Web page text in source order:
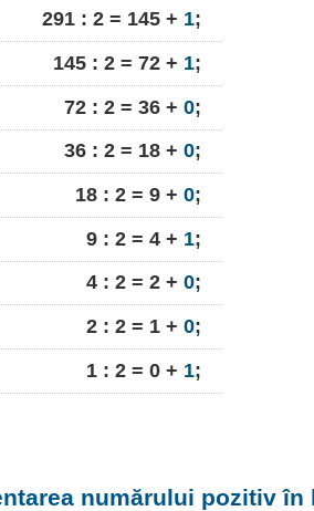
291 : 2 = 145 + 1;
145 : 2 = 72 + 1;
72 : 2 = 36 + 0;
36 : 2 = 18 + 0;
18 : 2 = 9 + 0;
9 : 2 = 4 + 1;
4 : 2 = 2 + 0;
2 : 2 = 1 + 0;
1 : 2 = 0 + 1;
numărului pozitiv în